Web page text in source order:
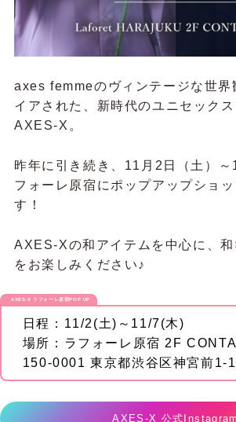
axes femmeのヴィンテージな世界
イアされた、新時代のユニセックス
AXES-X。
昨年に引き続き、11月2日（土）～
フォーレ原宿にポップアップショ
す！
AXES-Xの和アイテムを中心に、
をお楽しみください♪
AXES-X ラフォーレ原宿POP UP
日程：11/2(土)～11/7(木)
場所：ラフォーレ原宿 2F
150-0001 東京都渋谷区神宮前1-
AXES-X 公式Instagram